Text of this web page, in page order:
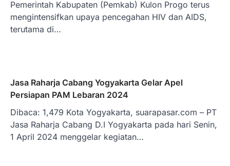
Pemerintah Kabupaten (Pemkab) Kulon Progo terus
mengintensifkan upaya pencegahan HIV dan AIDS,
terutama di…
Jasa Raharja Cabang Yogyakarta Gelar Apel
Persiapan PAM Lebaran 2024
Dibaca: 1,479 Kota Yogyakarta, suarapasar.com – PT
Jasa Raharja Cabang D.I Yogyakarta pada hari Senin,
1 April 2024 menggelar kegiatan…